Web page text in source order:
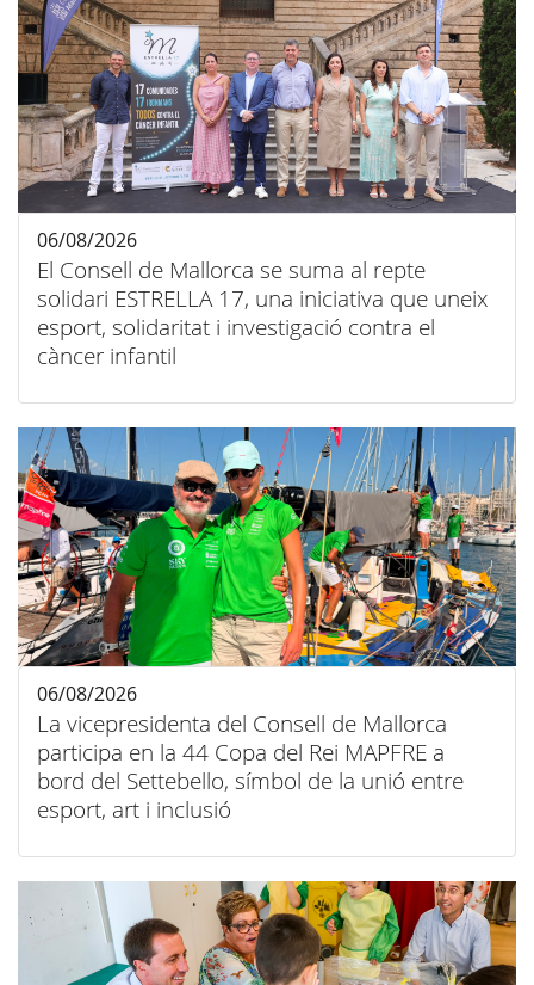
El Consell de Mallorca se suma al repte
solidari ESTRELLA 17, una iniciativa que uneix
esport, solidaritat i investigació contra el
càncer infantil
06/08/2026
La vicepresidenta del Consell de Mallorca
participa en la 44 Copa del Rei MAPFRE a
bord del Settebello, símbol de la unió entre
esport, art i inclusió
06/08/2026